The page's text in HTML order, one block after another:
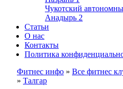
Чукотский
Анадырь 2
Статьи
О нас
Контакты
Политика
Фитнес инфо » Все фитнес
» Талгар